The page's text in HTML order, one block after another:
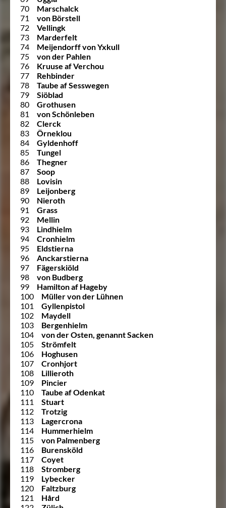
70
Marschalck
71
von Börstell
72
Vellingk
73
Marderfelt
74
Meijendorff von Yxkull
75
von der Pahlen
76
Kruuse af Verchou
77
Rehbinder
78
Taube af Sesswegen
79
Siöblad
80
Grothusen
81
von Schönleben
82
Clerck
83
Örneklou
84
Gyldenhoff
85
Tungel
86
Thegner
87
Soop
88
Lovisin
89
Leijonberg
90
Nieroth
91
Grass
92
Mellin
93
Lindhielm
94
Cronhielm
95
Eldstierna
96
Anckarstierna
97
Fägerskiöld
98
von Budberg
99
Hamilton af Hageby
100
Müller von der Lühnen
101
Gyllenpistol
102
Maydell
103
Bergenhielm
104
von der Osten, genannt Sacken
105
Strömfelt
106
Hoghusen
107
Cronhjort
108
Lillieroth
109
Pincier
110
Taube af Odenkat
111
Stuart
112
Trotzig
113
Lagercrona
114
Hummerhielm
115
von Palmenberg
116
Burensköld
117
Coyet
118
Stromberg
119
Lybecker
120
Faltzburg
121
Hård